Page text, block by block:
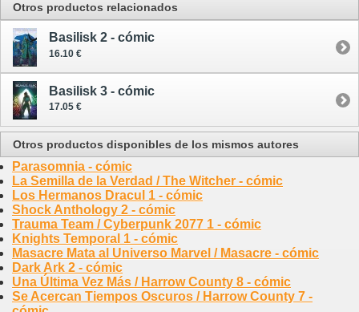
Otros productos relacionados
Basilisk 2 - cómic
16.10 €
Basilisk 3 - cómic
17.05 €
Otros productos disponibles de los mismos autores
Parasomnia - cómic
La Semilla de la Verdad / The Witcher - cómic
Los Hermanos Dracul 1 - cómic
Shock Anthology 2 - cómic
Trauma Team / Cyberpunk 2077 1 - cómic
Knights Temporal 1 - cómic
Masacre Mata al Universo Marvel / Masacre - cómic
Dark Ark 2 - cómic
Una Última Vez Más / Harrow County 8 - cómic
Se Acercan Tiempos Oscuros / Harrow County 7 -